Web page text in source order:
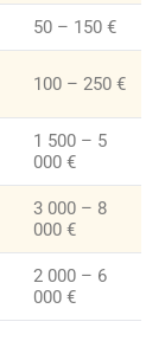
50 – 150 €
100 – 250 €
1 500 – 5
000 €
3 000 – 8
000 €
2 000 – 6
000 €